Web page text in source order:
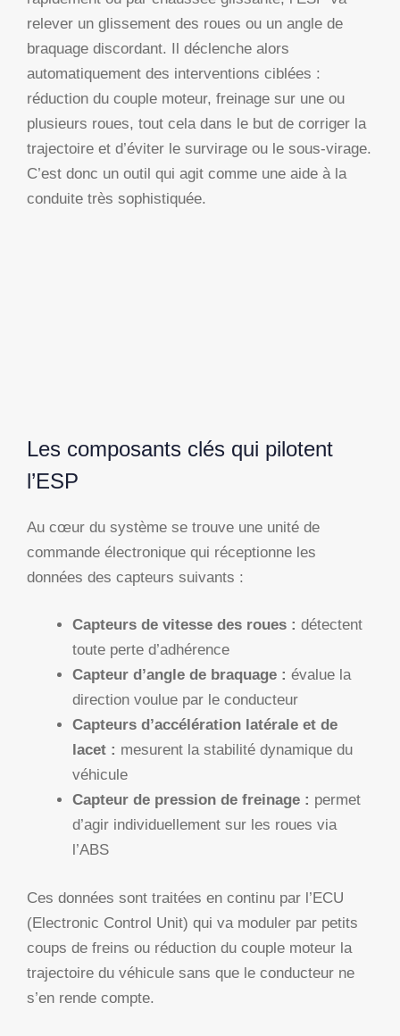
relever un glissement des roues ou un angle de
braquage discordant. Il déclenche alors
automatiquement des interventions ciblées :
réduction du couple moteur, freinage sur une ou
plusieurs roues, tout cela dans le but de corriger la
trajectoire et d’éviter le survirage ou le sous-virage.
C’est donc un outil qui agit comme une aide à la
conduite très sophistiquée.
Les composants clés qui pilotent
l’ESP
Au cœur du système se trouve une unité de
commande électronique qui réceptionne les
données des capteurs suivants :
Capteurs de vitesse des roues : détectent
toute perte d’adhérence
Capteur d’angle de braquage : évalue la
direction voulue par le conducteur
Capteurs d’accélération latérale et de
lacet : mesurent la stabilité dynamique du
véhicule
Capteur de pression de freinage : permet
d’agir individuellement sur les roues via
l’ABS
Ces données sont traitées en continu par l’ECU
(Electronic Control Unit) qui va moduler par petits
coups de freins ou réduction du couple moteur la
trajectoire du véhicule sans que le conducteur ne
s’en rende compte.